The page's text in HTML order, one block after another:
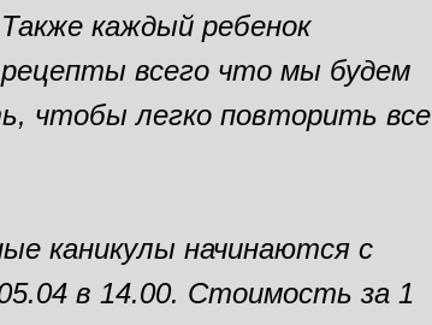
каждый ребенок
всего что мы будем
чтобы легко повторить все
каникулы начинаются с
в 14.00. Стоимость за 1